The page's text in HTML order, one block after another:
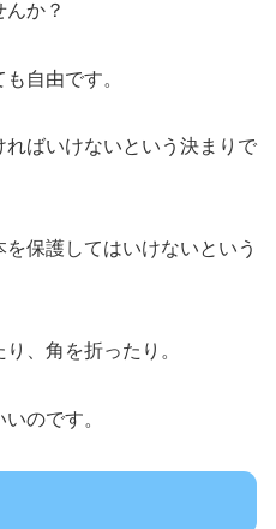
か？
自由です。
ばいけないという決まりで
保護してはいけないという
、角を折ったり。
のです。